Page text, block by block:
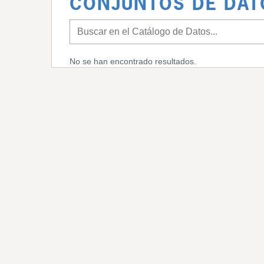
CONJUNTOS DE
No se han encontrado resultados.